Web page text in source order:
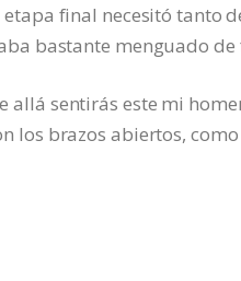
final necesitó tanto
bastante menguado
allá sentirás este mi
los brazos abiertos, como